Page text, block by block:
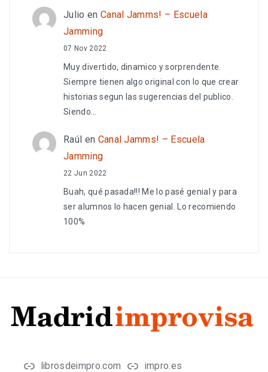
Julio en Canal Jamms! – Escuela
Jamming
07 Nov 2022
Muy divertido, dinamico y sorprendente.
Siempre tienen algo original con lo que crear
historias segun las sugerencias del publico.
Siendo…
Raúl en Canal Jamms! – Escuela
Jamming
22 Jun 2022
Buah, qué pasada!!! Me lo pasé genial y para
ser alumnos lo hacen genial. Lo recomiendo
100%
librosdeimpro.com impro.es